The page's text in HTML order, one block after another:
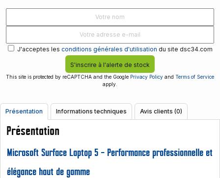
J'acceptes les conditions générales d'utilisation du site dsc34.com
S'inscrire à l'alerte de stock
This site is protected by reCAPTCHA and the Google Privacy Policy and Terms of Service
apply.
Présentation Informations techniques Avis clients (0)
Présentation
Microsoft Surface Laptop 5 – Performance professionnelle et
élégance haut de gamme